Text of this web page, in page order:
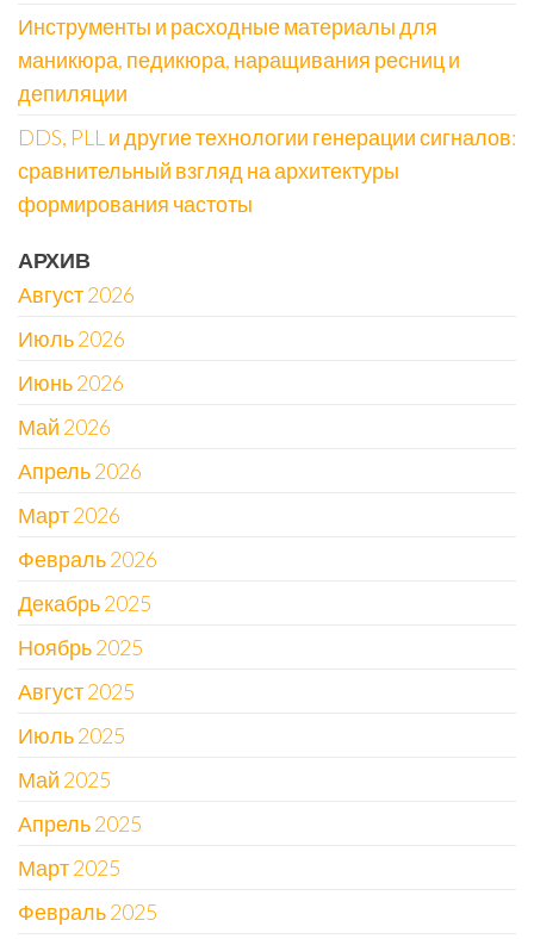
Инструменты и расходные материалы для
маникюра, педикюра, наращивания ресниц и
депиляции
DDS, PLL и другие технологии генерации сигналов:
сравнительный взгляд на архитектуры
формирования частоты
АРХИВ
Август 2026
Июль 2026
Июнь 2026
Май 2026
Апрель 2026
Март 2026
Февраль 2026
Декабрь 2025
Ноябрь 2025
Август 2025
Июль 2025
Май 2025
Апрель 2025
Март 2025
Февраль 2025